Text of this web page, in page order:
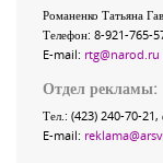
Романенко Татьяна
Телефон: 8-921-765-
E-mail: rtg@narod.ru
Отдел рекламы:
Тел.: (423) 240-70-
E-mail: